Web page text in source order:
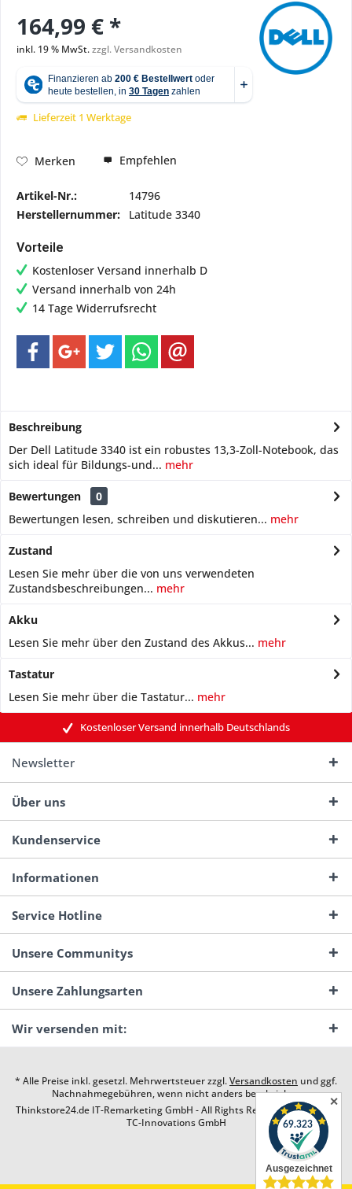
164,99 € *
inkl. 19 % MwSt.zzgl. Versandkosten
Lieferzeit 1 Werktage
Merken Empfehlen
Artikel-Nr.:
14796
Herstellernummer:
Latitude 3340
Vorteile
Kostenloser Versand innerhalb D
Versand innerhalb von 24h
14 Tage Widerrufsrecht
Beschreibung
Der Dell Latitude 3340 ist ein robustes 13,3-Zoll-Notebook, das
sich ideal für Bildungs-und... mehr
Bewertungen
0
Bewertungen lesen, schreiben und diskutieren... mehr
Zustand
Lesen Sie mehr über die von uns verwendeten
Zustandsbeschreibungen... mehr
Akku
Lesen Sie mehr über den Zustand des Akkus... mehr
Tastatur
Lesen Sie mehr über die Tastatur... mehr
Kostenloser Versand innerhalb Deutschlands
Newsletter
Über uns
Kundenservice
Informationen
Service Hotline
Unsere Communitys
Unsere Zahlungsarten
Wir versenden mit:
* Alle Preise inkl. gesetzl. Mehrwertsteuer zzgl.Versandkosten und ggf.
Nachnahmegebühren, wenn nicht anders beschrieben
Thinkstore24.de IT-Remarketing GmbH - All Rights Reserved. Design by
TC-Innovations GmbH
✕